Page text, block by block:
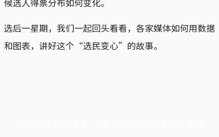
选后一星期，我们一起回头看看，各家媒体如何用数据
和图表，讲好这个“选民变心”的故事。